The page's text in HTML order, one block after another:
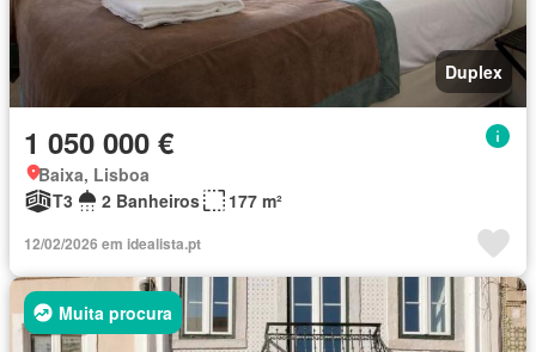
Duplex
1 050 000 €
Baixa, Lisboa
T3
2 Banheiros 177 m²
12/02/2026 em idealista.pt
Muita procura